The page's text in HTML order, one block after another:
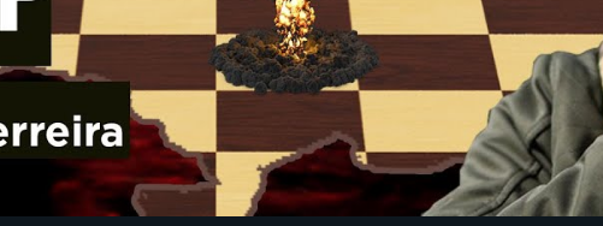
Video